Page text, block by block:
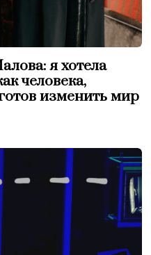
я хотела
человека,
изменить мир